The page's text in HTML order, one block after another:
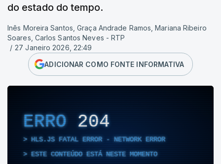
do estado do tempo.
Inês Moreira Santos, Graça Andrade Ramos, Mariana Ribeiro
Soares, Carlos Santos Neves - RTP
/ 27 Janeiro 2026, 22:49
ADICIONAR COMO FONTE INFORMATIVA
ERRO204
HLS.JS FATAL ERROR - NETWORK ERROR
ESTE CONTEÚDO ESTÁ NESTE MOMENTO